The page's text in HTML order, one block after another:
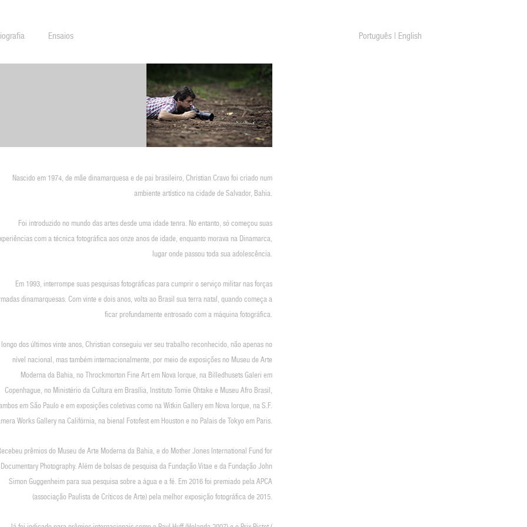
Ensaios Português | English
Nascido em 1974, de mãe dinamarquesa e de pai brasileiro, Christian Cravo foi criado num
ambiente artístico na cidade de Salvador, Bahia.
Foi introduzido no mundo das artes desde uma idade tenra. No entanto, só começou suas
com a técnica fotográfica aos onze anos de idade, enquanto morava na Dinamarca,
lugar onde passou toda sua adolescência.
Em 1993, interrompe suas pesquisas fotográficas para cumprir o serviço militar nas forças
dinamarquesas. Com vinte e dois anos, volta ao Brasil sua terra natal, quando começa a
ficar profundamente entrosado com a máquina fotográfica.
dos últimos vinte anos, Christian conseguiu ver seu trabalho reconhecido, não apenas no
nível nacional, mas também internacionalmente, por meio de exposições no Museu de Arte
Moderna da Bahia, no Throckmorton Fine Art em Nova Iorque, na Billedhusets Galeri em
Copenhague, no Ministério da Cultura em Brasília, Instituto Tomie Ohtake e Museu Afro Brasil,
em São Paulo e em exposições coletivas como na Witkin Gallery em Nova Iorque, na S.F.
Works Gallery na Califórnia, na bienal Fotofest em Houston e no Palais de Tokyo em Paris.
prêmios do Museu de Arte Moderna da Bahia, e do Mother Jones International Fund for
Documentary Photography. Além de bolsas de pesquisa da Fundação Vitae e da Fundação John
Simon Guggenheim para sua pesquisa sobre a água e a fé. Em 2016 foi premiado pela APCA
(associação Paulista de Críticos de Arte) pela melhor exposição fotográfica de 2015.